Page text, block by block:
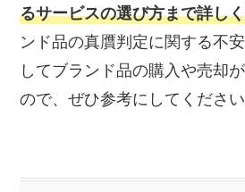
るサービスの選び方まで詳し
ンド品の真贋判定に関する不
してブランド品の購入や売却
ので、ぜひ参考にしてください